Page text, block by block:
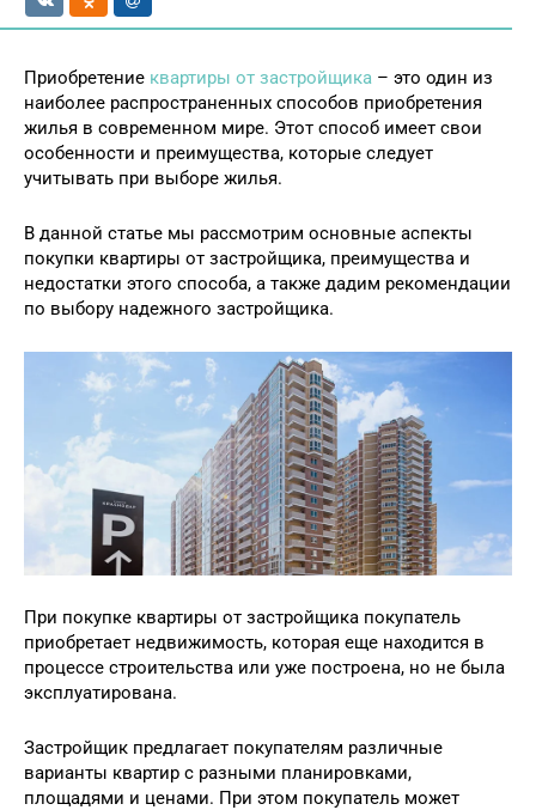
Приобретение квартиры от застройщика – это один из
наиболее распространенных способов приобретения
жилья в современном мире. Этот способ имеет свои
особенности и преимущества, которые следует
учитывать при выборе жилья.
В данной статье мы рассмотрим основные аспекты
покупки квартиры от застройщика, преимущества и
недостатки этого способа, а также дадим рекомендации
по выбору надежного застройщика.
При покупке квартиры от застройщика покупатель
приобретает недвижимость, которая еще находится в
процессе строительства или уже построена, но не была
эксплуатирована.
Застройщик предлагает покупателям различные
варианты квартир с разными планировками,
площадями и ценами. При этом покупатель может